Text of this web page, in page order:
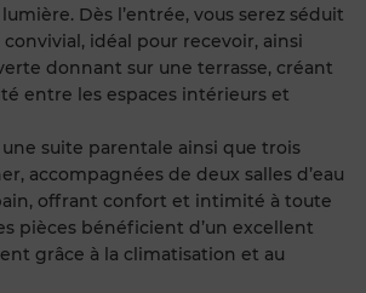
Dès l’entrée, vous serez séduit
idéal pour recevoir, ainsi
donnant sur une terrasse, créant
entre les espaces intérieurs et
suite parentale ainsi que trois
accompagnées de deux salles d’eau
offrant confort et intimité à toute
pièces bénéficient d’un excellent
grâce à la climatisation et au